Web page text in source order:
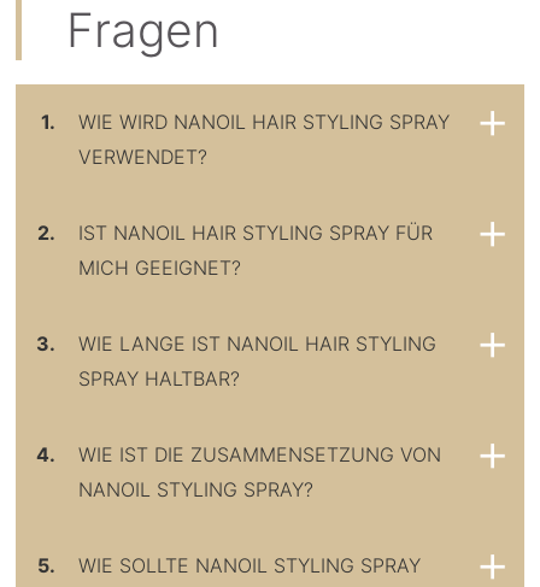
Fragen
1.
WIE WIRD NANOIL HAIR STYLING SPRAY
VERWENDET?
2.
IST NANOIL HAIR STYLING SPRAY FÜR
MICH GEEIGNET?
3.
WIE LANGE IST NANOIL HAIR STYLING
SPRAY HALTBAR?
4.
WIE IST DIE ZUSAMMENSETZUNG VON
NANOIL STYLING SPRAY?
5.
WIE SOLLTE NANOIL STYLING SPRAY